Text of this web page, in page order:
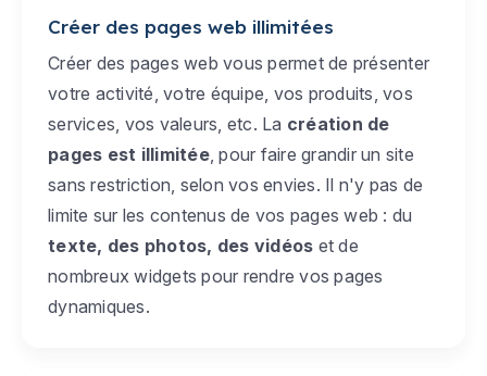
Créer des pages web illimitées
Créer des pages web vous permet de présenter
votre activité, votre équipe, vos produits, vos
services, vos valeurs, etc. La création de
pages est illimitée, pour faire grandir un site
sans restriction, selon vos envies. Il n'y pas de
limite sur les contenus de vos pages web : du
texte, des photos, des vidéos et de
nombreux widgets pour rendre vos pages
dynamiques.